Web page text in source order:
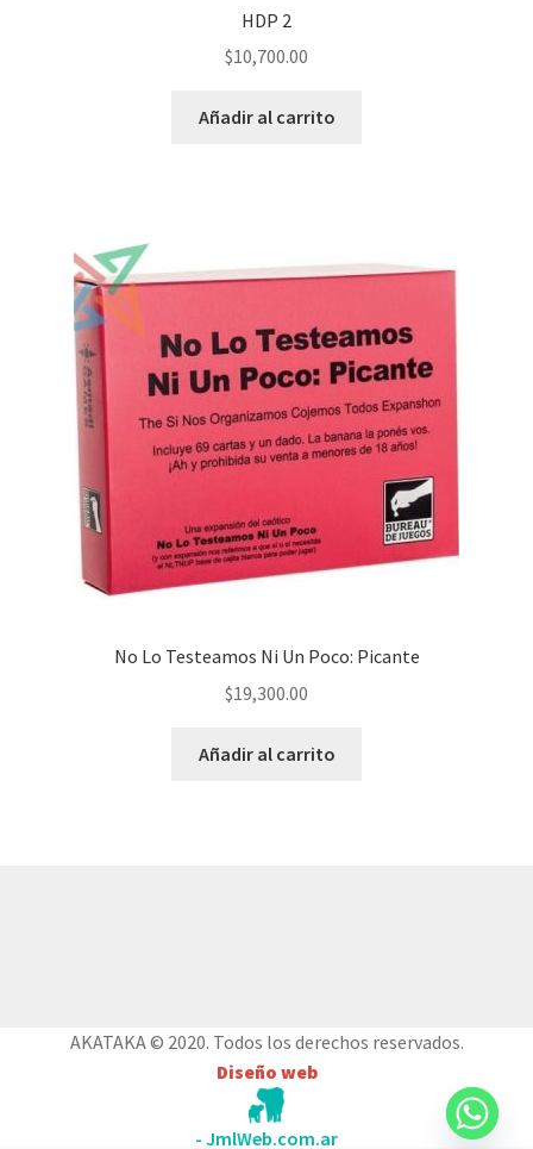
HDP 2
$10,700.00
Añadir al carrito
No Lo Testeamos Ni Un Poco: Picante
$19,300.00
Añadir al carrito
AKATAKA © 2020. Todos los derechos reservados.
Diseño web
- JmlWeb.com.ar